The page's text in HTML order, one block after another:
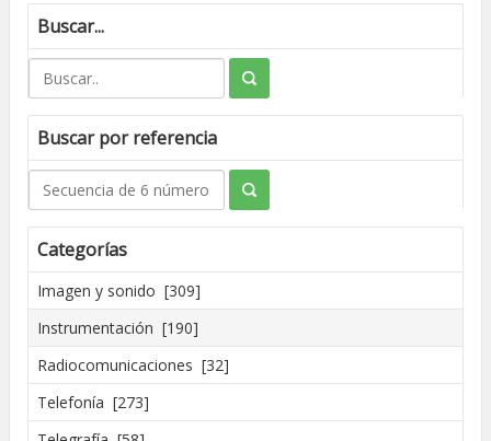
Buscar...
Buscar por referencia
Categorías
Imagen y sonido [309]
Instrumentación [190]
Radiocomunicaciones [32]
Telefonía [273]